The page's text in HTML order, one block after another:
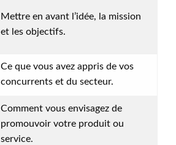
Mettre en avant l’idée, la mission
et les objectifs.
Ce que vous avez appris de vos
concurrents et du secteur.
Comment vous envisagez de
promouvoir votre produit ou
service.